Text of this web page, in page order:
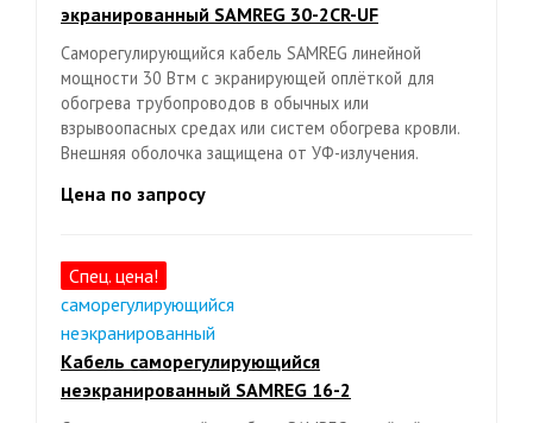
экранированный SAMREG 30-2CR-UF
Саморегулирующийся кабель SAMREG линейной
мощности 30 Втм с экранирующей оплёткой для
обогрева трубопроводов в обычных или
взрывоопасных средах или систем обогрева кровли.
Внешняя оболочка защищена от УФ-излучения.
Цена по запросу
Спец. цена!
Кабель саморегулирующийся
неэкранированный SAMREG 16-2